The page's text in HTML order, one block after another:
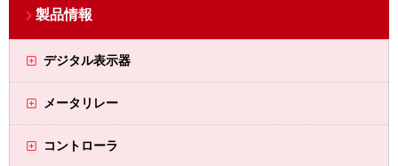
製品情報
デジタル表示器
メータリレー
コントローラ